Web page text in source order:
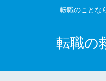
転職のことな
転職の